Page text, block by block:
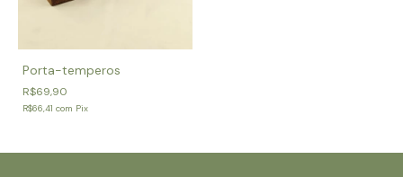
Porta-temperos
R$69,90
R$66,41 com Pix